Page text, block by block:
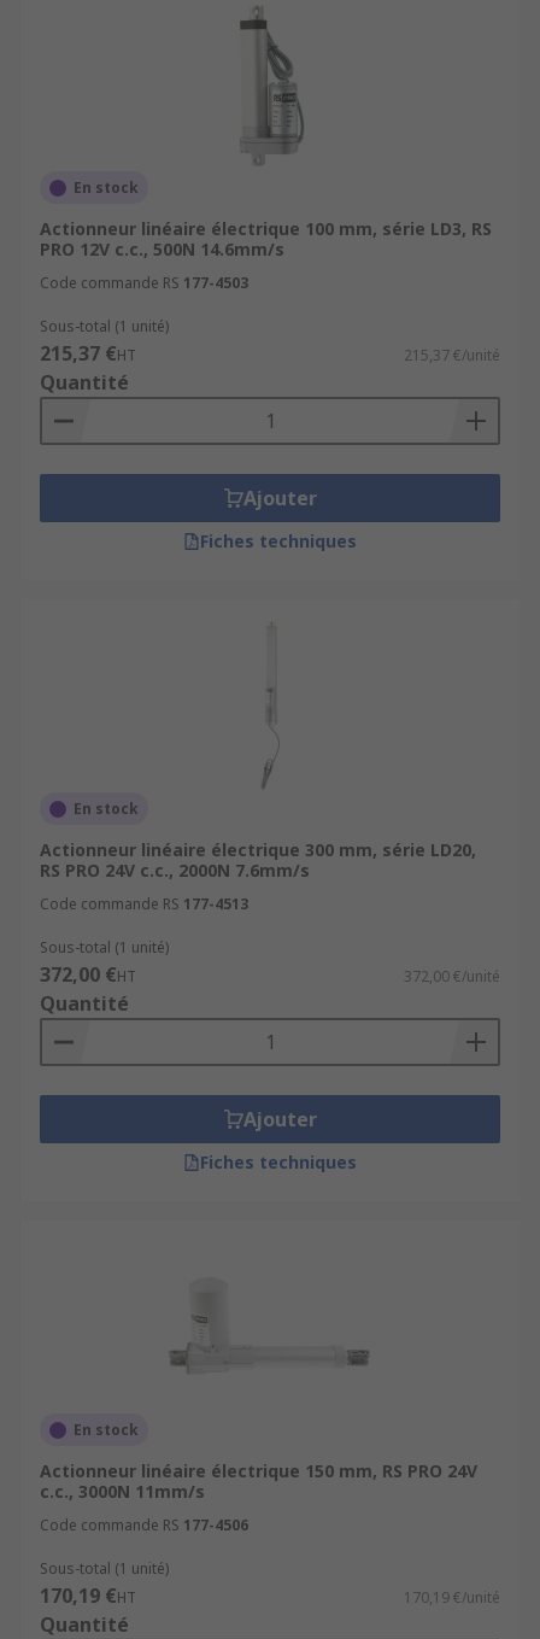
En stock
Actionneur linéaire électrique 100 mm, série LD3, RS
PRO 12V c.c., 500N 14.6mm/s
Code commande RS 177-4503
Sous-total (1 unité)
215,37 €HT 215,37 €/unité
Quantité
Ajouter
Fiches techniques
En stock
Actionneur linéaire électrique 300 mm, série LD20,
RS PRO 24V c.c., 2000N 7.6mm/s
Code commande RS 177-4513
Sous-total (1 unité)
372,00 €HT 372,00 €/unité
Quantité
Ajouter
Fiches techniques
En stock
Actionneur linéaire électrique 150 mm, RS PRO 24V
c.c., 3000N 11mm/s
Code commande RS 177-4506
Sous-total (1 unité)
170,19 €HT 170,19 €/unité
Quantité